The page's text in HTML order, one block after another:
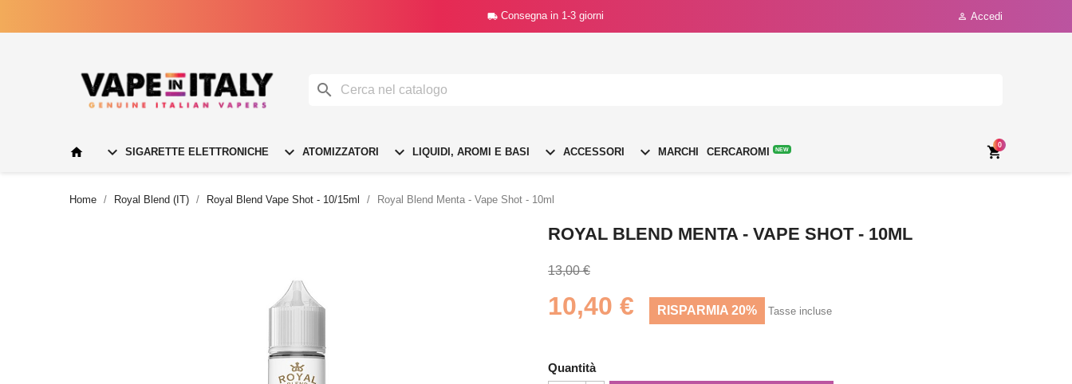
 Consegna in 1-3 giorni  Accedi

  SIGARETTE ELETTRONICHE  ATOMIZZATORI  LIQUIDI, AROMI E BASI  ACCESSORI  MARCHI CERCAROMI NEW 
0
Home Royal Blend (IT) Royal Blend Vape Shot - 10/15ml Royal Blend Menta - Vape Shot - 10ml
ROYAL BLEND MENTA - VAPE SHOT - 10ML
13,00 €
10,40 € RISPARMIA 20% Tasse incluse
Quantità